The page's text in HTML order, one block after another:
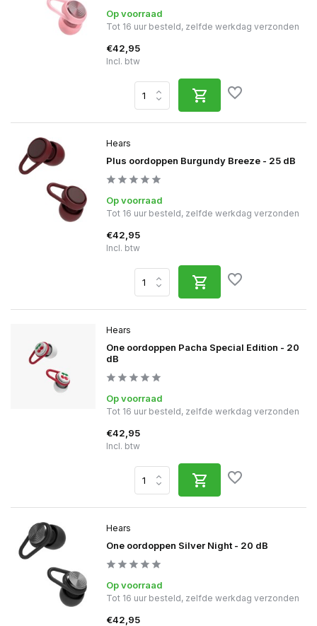
Op voorraad
Tot 16 uur besteld, zelfde werkdag verzonden
€42,95
Incl. btw
Hears
Plus oordoppen Burgundy Breeze - 25 dB
Op voorraad
Tot 16 uur besteld, zelfde werkdag verzonden
€42,95
Incl. btw
Hears
One oordoppen Pacha Special Edition - 20
dB
Op voorraad
Tot 16 uur besteld, zelfde werkdag verzonden
€42,95
Incl. btw
Hears
One oordoppen Silver Night - 20 dB
Op voorraad
Tot 16 uur besteld, zelfde werkdag verzonden
€42,95